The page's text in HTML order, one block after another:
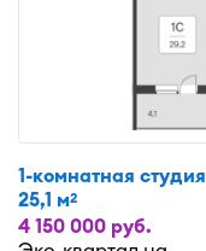
1-комнатная студия
25,1 м2
4 150 000 руб.